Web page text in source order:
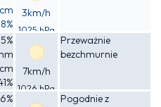
3km/h
1025 hPa
5%
7km/h
1026 hPa
Przeważnie
bezchmurnie
6%
Pogodnie z